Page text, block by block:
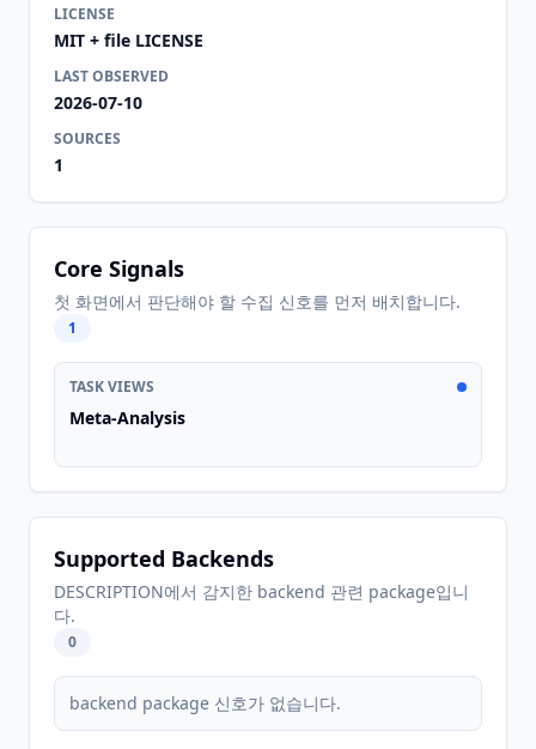
LICENSE
MIT + file LICENSE
LAST OBSERVED
2026-07-10
SOURCES
1
Core Signals
첫 화면에서 판단해야 할 수집 신호를 먼저 배치합니다.
1
TASK VIEWS
Meta-Analysis
Supported Backends
DESCRIPTION에서 감지한 backend 관련 package입니
다.
0
backend package 신호가 없습니다.